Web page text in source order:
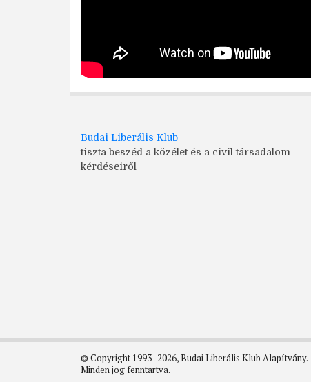
Budai Liberális Klub
tiszta beszéd a közélet és a civil társadalom
kérdéseiről
© Copyright 1993–2026, Budai Liberális Klub Alapítvány.
Minden jog fenntartva.